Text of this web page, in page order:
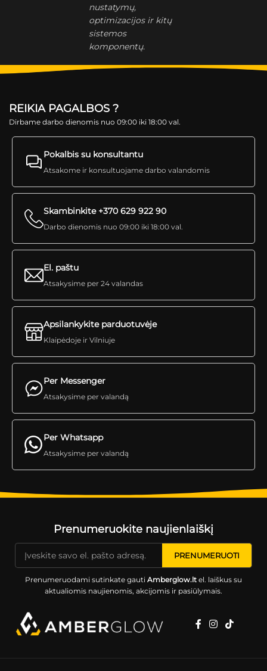
nustatymų,
optimizacijos ir kitų
sistemos
komponentų.
REIKIA PAGALBOS ?
Dirbame darbo dienomis nuo 09:00 iki 18:00 val.
Pokalbis su konsultantu
Atsakome ir konsultuojame darbo valandomis
Skambinkite +370 629 922 90
Darbo dienomis nuo 09:00 iki 18:00 val.
Per Messenger
Atsakysime per valandą
El. paštu
Atsakysime per 24 valandas
Apsilankykite parduotuvėje
Klaipėdoje ir Vilniuje
Per Whatsapp
Atsakysime per valandą
Prenumeruokite naujienlaiškį
Prenumeruodami sutinkate gauti Amberglow.ltel. laiškus su
aktualiomis naujienomis, akcijomis ir pasiūlymais.